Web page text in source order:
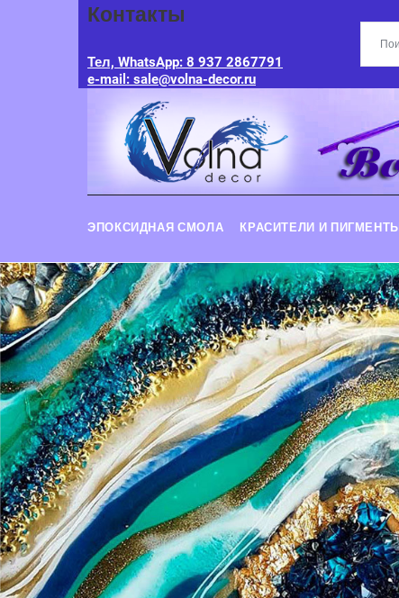
Контакты
Тел, WhatsApp: 8 937 2867791
e-mail: sale@volna-decor.ru
ЭПОКСИДНАЯ СМОЛА КРАСИТЕЛИ И ПИГМЕНТЫ